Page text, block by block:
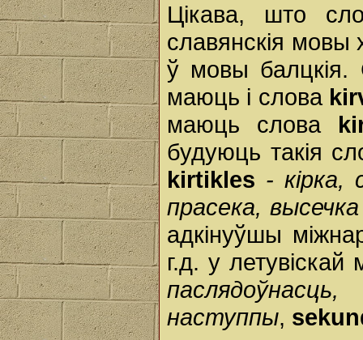
Цікава, што
славянскія мовы
ў мовы балцкія.
маюць і слова
маюць слова
будуюць такія
kirtikles - кірка,
прасека, высечка
адкінуўшы
г.д. у
наступпы,